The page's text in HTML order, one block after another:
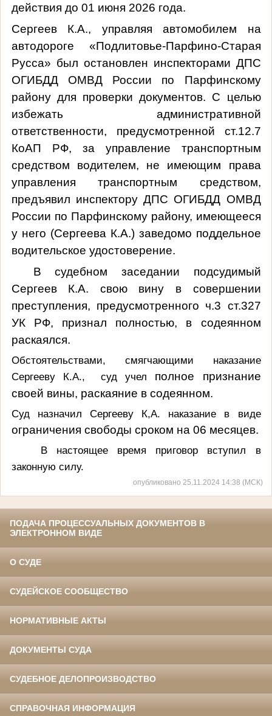
действия до 01 июня 2026 года.
Сергеев К.А., управляя автомобилем на
автодороге «Подлитовье-Парфино-Старая
Русса» был остановлен инспекторами ДПС
ОГИБДД ОМВД России по Парфинскому
району для проверки документов. С целью
избежать административной
ответственности, предусмотренной ст.12.7
КоАП РФ, за управление транспортным
средством водителем, не имеющим права
управления транспортным средством,
предъявил инспектору ДПС ОГИБДД ОМВД
России по Парфинскому району, имеющееся
у него (Сергеева К.А.) заведомо поддельное
водительское удостоверение.
В судебном заседании подсудимый
Сергеев К.А. свою вину в совершении
преступления, предусмотренного ч.3 ст.327
УК РФ, признал полностью, в содеянном
раскаялся.
Обстоятельствами, смягчающими наказание
Сергееву К.А., суд учел полное признание
своей вины, раскаяние в содеянном.
Суд назначил Сергееву К,А. наказание в виде
ограничения свободы сроком на 06 месяцев.
В настоящее время приговор вступил в
законную силу.
опубликовано 25.11.2024 14:38 (МСК)
ПОДАЧА ПРОЦЕССУАЛЬНЫХ ДОКУМЕНТОВ В
ЭЛЕКТРОННОМ ВИДЕ
О СУДЕ
СУДЕЙСКОЕ СООБЩЕСТВО
НОРМАТИВНЫЕ АКТЫ
ДОКУМЕНТЫ СУДА
СУДЕБНОЕ ДЕЛОПРОИЗВОДСТВО
СПРАВОЧНАЯ ИНФОРМАЦИЯ